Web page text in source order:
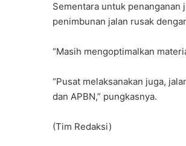
Sementara untuk penanganan
penimbunan jalan rusak
“Masih mengoptimalkan
“Pusat melaksanakan juga,
dan APBN,” pungkasnya.
(Tim Redaksi)